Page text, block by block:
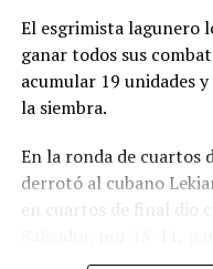
Además, se dio a
mil y mil pesos para
categorías femenil y
como de público en
El esgrimista lagunero
ganar todos sus
acumular 19 unidades
la siembra.
En la ronda de cuartos
derrotó al cubano
en cuartos de final dio